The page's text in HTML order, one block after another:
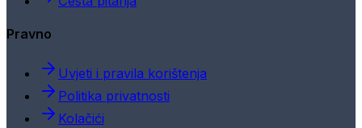
Pravno
Uvjeti i pravila korištenja
Politika privatnosti
Kolačići